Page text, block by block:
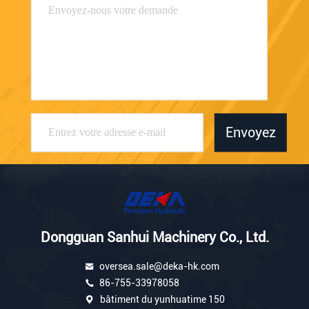
Envoyez
Dongguan Sanhui Machinery Co., Ltd.
oversea.sale@deka-hk.com
86-755-33978058
bâtiment du yunhuatime 150